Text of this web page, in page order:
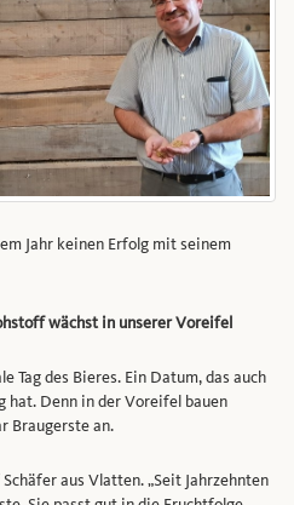
Jahr keinen Erfolg mit seinem
wächst in unserer Voreifel
Tag des Bieres. Ein Datum, das auch
hat. Denn in der Voreifel bauen
Braugerste an.
aus Vlatten. „Seit Jahrzehnten